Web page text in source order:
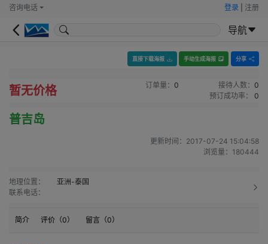
咨询电话 登录 注册
导航
直接下载海报 手动生成海报 分享
暂无价格 订单量： 0 接待人数： 0
预订成功率：
0
普吉岛
更新时间： 2017-07-24 15:04:58
浏览量： 180444
地理位置：
亚洲-泰国
联系电话：
简介 评价（0） 留言（0）